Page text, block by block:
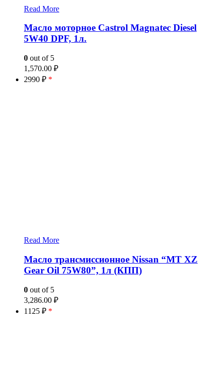
Read More
Масло моторное Castrol Magnatec Diesel
5W40 DPF, 1л.
0 out of 5
1,570.00 ₽
2990 ₽ *
Read More
Масло трансмиссионное Nissan “MT XZ
Gear Oil 75W80”, 1л (КПП)
0 out of 5
3,286.00 ₽
1125 ₽ *